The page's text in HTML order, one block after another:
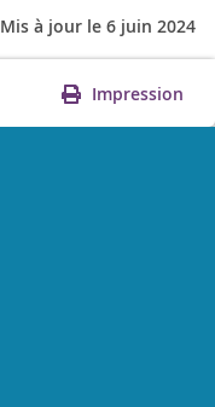
Mis à jour le 6 juin 2024
Impression